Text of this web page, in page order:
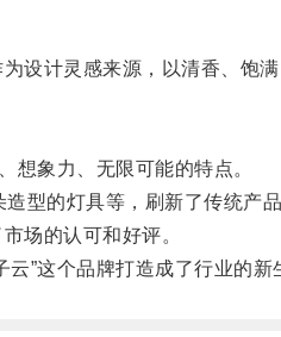
计灵感来源，以清香、饱满
象力、无限可能的特点。
的灯具等，刷新了传统产品
场的认可和好评。
”这个品牌打造成了行业的新